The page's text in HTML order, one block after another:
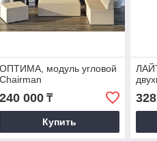
ОПТИМА, модуль угловой
Chairman
240 000₸
Купить